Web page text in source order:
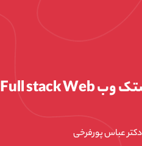
دوره جامع آموزش فول استک وب Full stack Web
دکتر عباس پورفرخی